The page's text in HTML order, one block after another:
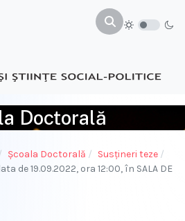
Doctorală
Şcoala Doctorală
Susţineri teze
de 19.09.2022, ora 12:00, în SALA DE